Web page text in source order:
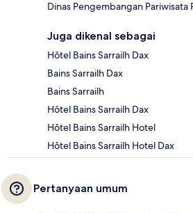
Dinas Pengembangan Pariwisata
Juga dikenal sebagai
Hôtel Bains Sarrailh Dax
Bains Sarrailh Dax
Bains Sarrailh
Hôtel Bains Sarrailh Dax
Hôtel Bains Sarrailh Hotel
Hôtel Bains Sarrailh Hotel Dax
Pertanyaan umum